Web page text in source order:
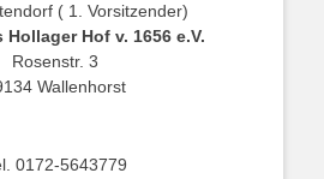
( 1. Vorsitzender)
Hollager Hof v. 1656 e.V.
Rosenstr. 3
Wallenhorst
0172-5643779